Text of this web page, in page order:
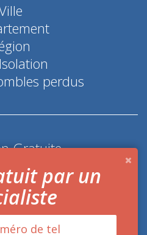
perdus
Gratuite
d'énergie
par un